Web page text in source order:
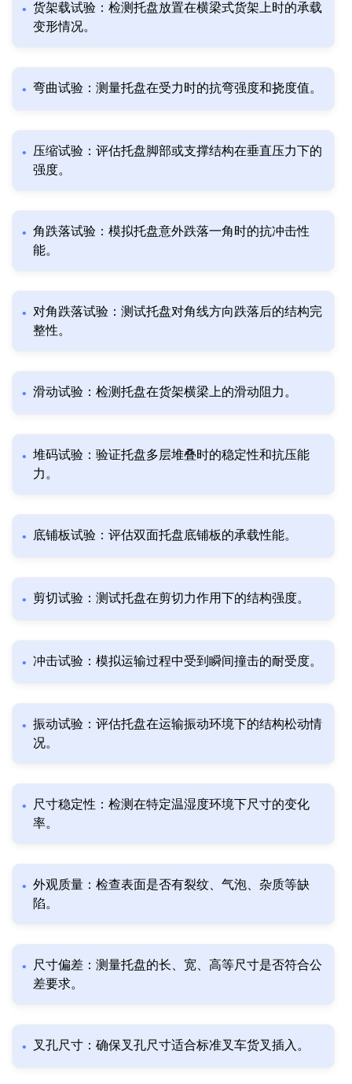
货架载试验：检测托盘放置在横梁式货架上时的承载
变形情况。
弯曲试验：测量托盘在受力时的抗弯强度和挠度值。
压缩试验：评估托盘脚部或支撑结构在垂直压力下的
强度。
角跌落试验：模拟托盘意外跌落一角时的抗冲击性
能。
对角跌落试验：测试托盘对角线方向跌落后的结构完
整性。
滑动试验：检测托盘在货架横梁上的滑动阻力。
堆码试验：验证托盘多层堆叠时的稳定性和抗压能
力。
底铺板试验：评估双面托盘底铺板的承载性能。
剪切试验：测试托盘在剪切力作用下的结构强度。
冲击试验：模拟运输过程中受到瞬间撞击的耐受度。
振动试验：评估托盘在运输振动环境下的结构松动情
况。
尺寸稳定性：检测在特定温湿度环境下尺寸的变化
率。
外观质量：检查表面是否有裂纹、气泡、杂质等缺
陷。
尺寸偏差：测量托盘的长、宽、高等尺寸是否符合公
差要求。
叉孔尺寸：确保叉孔尺寸适合标准叉车货叉插入。